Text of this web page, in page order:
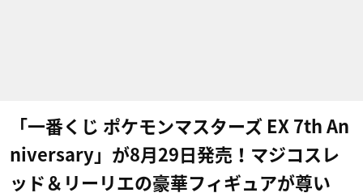
「一番くじ ポケモンマスターズ EX 7th An
niversary」が8月29日発売！マジコスレ
ッド＆リーリエの豪華フィギュアが尊い